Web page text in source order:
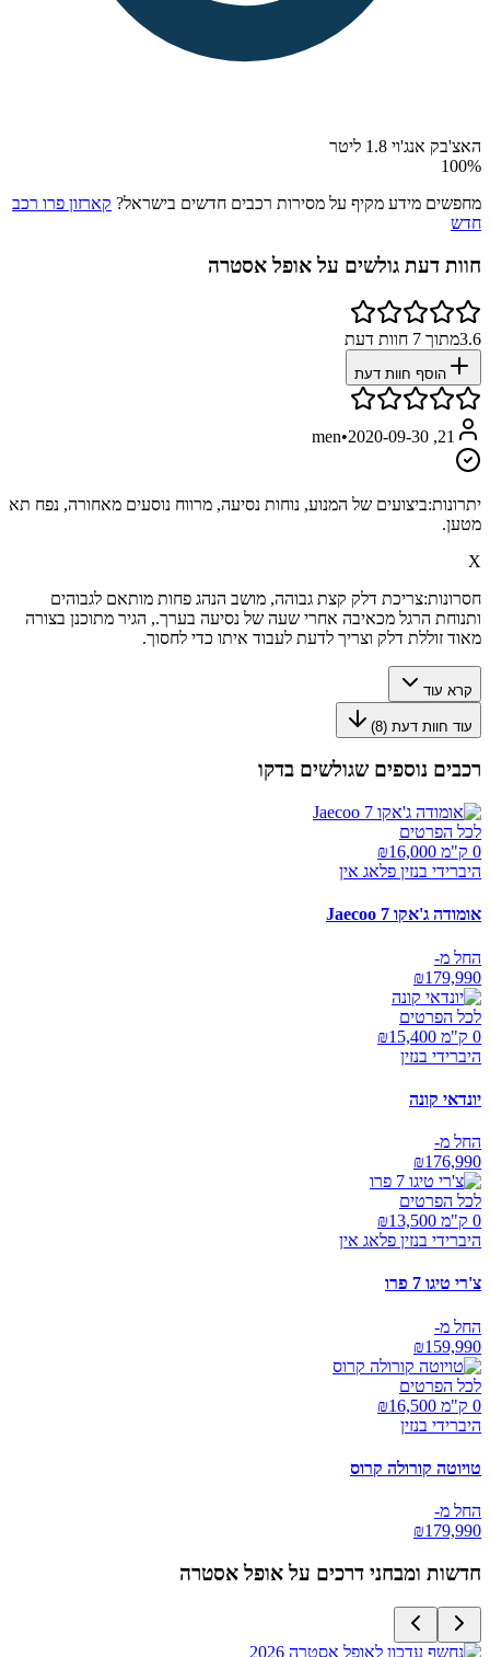
האצ'בק אנג'וי 1.8 ליטר
100%
מחפשים מידע מקיף על מסירות רכבים חדשים בישראל? קארזון פרו רכב
חדש
חוות דעת גולשים על אופל אסטרה
3.6מתוך 7 חוות דעת
הוסף חוות דעת
21, men
•2020-09-30
יתרונות:ביצועים של המנוע, נוחות נסיעה, מרווח נוסעים מאחורה, נפח תא
מטען.
X
חסרונות:צריכת דלק קצת גבוהה, מושב הנהג פחות מותאם לגבוהים
ותנוחת הרגל מכאיבה אחרי שעה של נסיעה בערך., הגיר מתוכנן בצורה
מאוד זוללת דלק וצריך לדעת לעבוד איתו כדי לחסוך.
קרא עוד
עוד חוות דעת (8
)
רכבים נוספים שגולשים בדקו
לכל הפרטים
0 ק"מ ₪
16,000
היברידי בנזין פלאג אין
אומודה ג'אקו Jaecoo 7
החל מ-
₪179,990
לכל הפרטים
0 ק"מ ₪
15,400
היברידי בנזין
יונדאי קונה
החל מ-
₪176,990
לכל הפרטים
0 ק"מ ₪
13,500
היברידי בנזין פלאג אין
צ'רי טיגו 7 פרו
החל מ-
₪159,990
לכל הפרטים
0 ק"מ ₪
16,500
היברידי בנזין
טויוטה קורולה קרוס
החל מ-
₪179,990
חדשות ומבחני דרכים על אופל אסטרה